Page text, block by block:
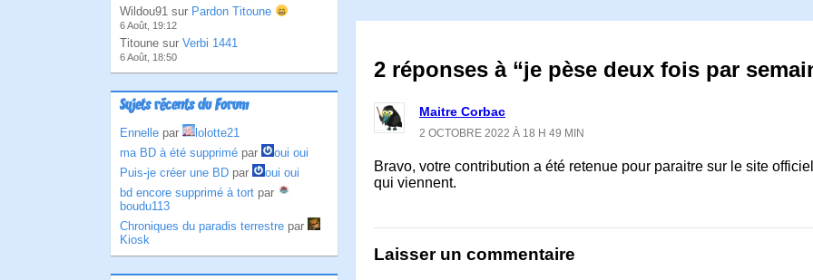
Wildou91 sur Pardon Titoune
6 Août, 19:12
Titoune sur Verbi 1441
6 Août, 18:50
Sujets récents du Forum
Ennelle par
lolotte21
ma BD à été supprimé par
oui oui
Puis-je créer une BD par
oui oui
bd encore supprimé à tort par
boudu113
Chroniques du paradis terrestre par
Kiosk
2 réponses à “je pèse deux fois par
Maitre Corbac
2 OCTOBRE 2022 À 18 H 49 MIN
Bravo, votre contribution a été retenue pour paraitre sur le site
qui viennent.
Laisser un commentaire